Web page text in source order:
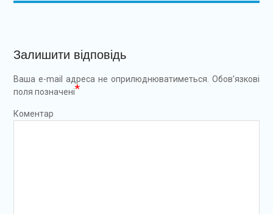
Залишити відповідь
Ваша e-mail адреса не оприлюднюватиметься. Обов’язкові
поля позначені*
Коментар